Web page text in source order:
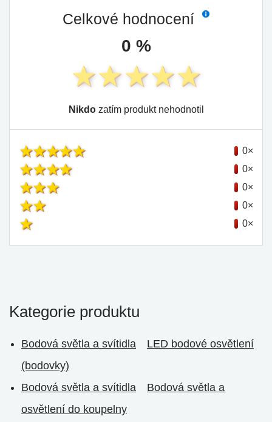
Celkové hodnocení
0 %
Nikdozatím produkt nehodnotil
0×
0×
0×
0×
0×
Kategorie produktu
Bodová světla a svítidla
LED bodové osvětlení
(bodovky)
Bodová světla a svítidla
Bodová světla a
osvětlení do koupelny